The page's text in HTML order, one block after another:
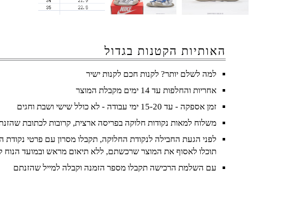
האותיות הקטנות בגדול
למה לשלם יותר? לקנות חכם לקנות ישיר
אחריות והחלפות עד 14 ימים מקבלת המוצר
זמן אספקה - עד 15-20 ימי עבודה - לא כולל שישי ושבת וחגים
משלוח למאות נקודות חלוקה בפריסה ארצית, קרובות לכתובת
לפני הגעת החבילה לנקודת החלוקה, תקבלו מסרון עם פרטי נקודת
תוכלו לאסוף את המוצר שרכשתם, ללא תיאום מראש ובמועד הנוח
עם השלמת הרכישה תקבלו מספר הזמנה וקבלה למייל שהזנתם